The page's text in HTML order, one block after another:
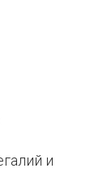
и